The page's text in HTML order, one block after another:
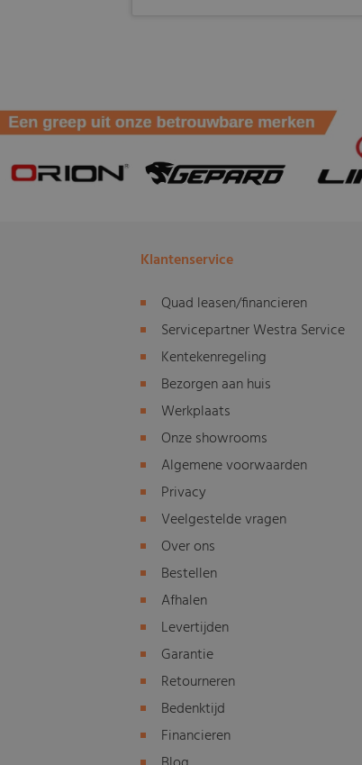
Klantenservice
Quad leasen/financieren
Servicepartner Westra Service
Kentekenregeling
Bezorgen aan huis
Werkplaats
Onze showrooms
Algemene voorwaarden
Privacy
Veelgestelde vragen
Over ons
Bestellen
Afhalen
Levertijden
Garantie
Retourneren
Bedenktijd
Financieren